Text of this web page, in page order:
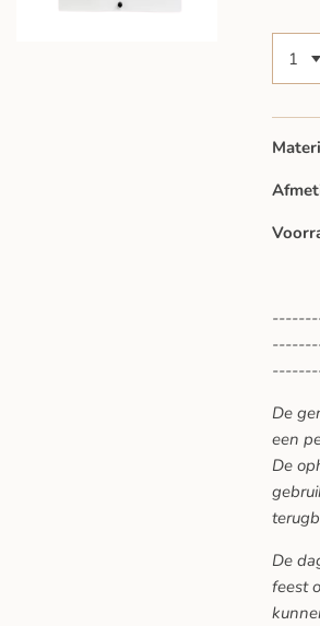
De
een
De
De
feest